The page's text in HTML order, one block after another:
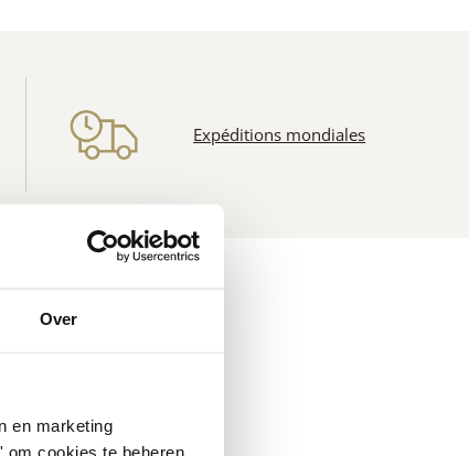
Over
en marketing
om cookies te beheren
Expéditions mondiales